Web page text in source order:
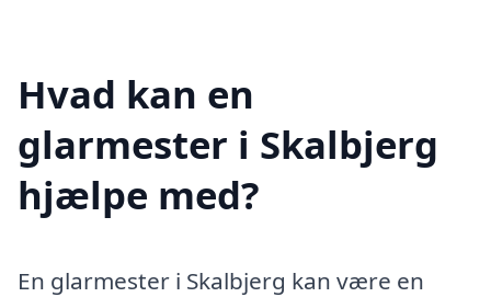
Hvad kan en
glarmester i Skalbjerg
hjælpe med?
En glarmester i Skalbjerg kan være en